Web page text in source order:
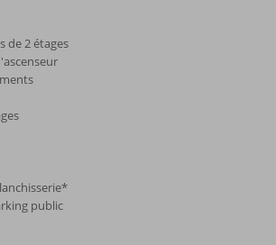
de 2 étages
public